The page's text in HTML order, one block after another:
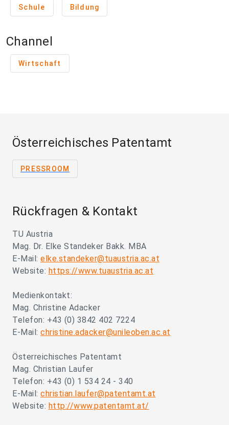
Schule Bildung
Channel
Wirtschaft
Österreichisches Patentamt
PRESSROOM
Rückfragen & Kontakt
TU Austria
Mag. Dr. Elke Standeker Bakk. MBA
E-Mail: elke.standeker@tuaustria.ac.at
Website: https://www.tuaustria.ac.at
Medienkontakt:
Mag. Christine Adacker
Telefon: +43 (0) 3842 402 7224
E-Mail: christine.adacker@unileoben.ac.at
Österreichisches Patentamt
Mag. Christian Laufer
Telefon: +43 (0) 1 534 24 - 340
E-Mail: christian.laufer@patentamt.at
Website: http://www.patentamt.at/